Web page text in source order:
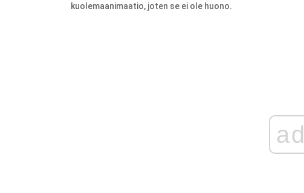
kuolemaanimaatio, joten se ei ole huono.
ad